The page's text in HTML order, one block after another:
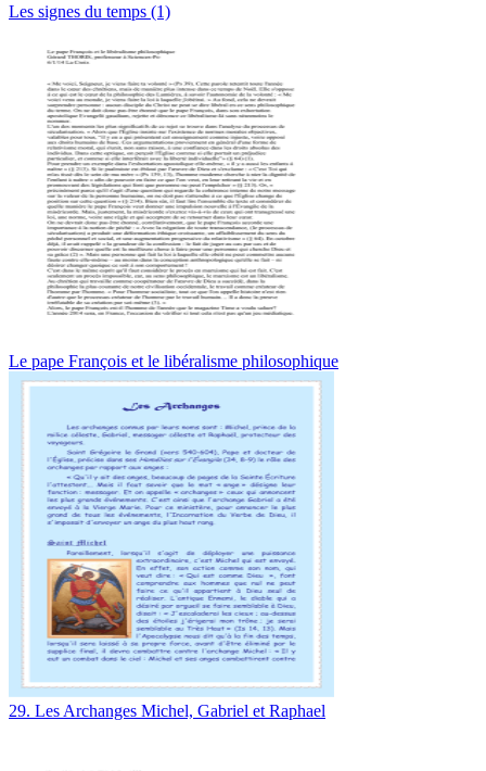
Les signes du temps (1)
Le pape François et le libéralisme philosophique
29. Les Archanges Michel, Gabriel et Raphael